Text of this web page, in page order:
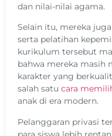
dan nilai-nilai agama.
Selain itu, mereka
serta pelatihan
kurikulum tersebut
bahwa mereka masih
karakter yang
salah satu cara
anak di era modern.
Pelanggaran privasi